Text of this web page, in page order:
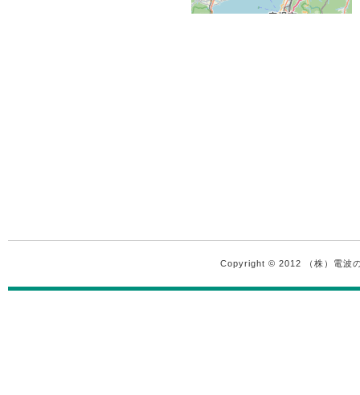
Copyright © 2012 （株）電波